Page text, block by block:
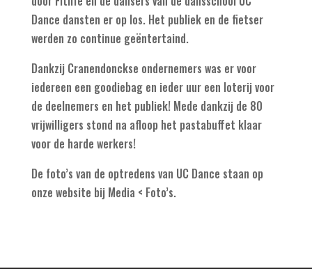
Dance dansten er op los. Het publiek en de fietser
werden zo continue geëntertaind.
Dankzij Cranendonckse ondernemers was er voor
iedereen een goodiebag en ieder uur een loterij voor
de deelnemers en het publiek! Mede dankzij de 80
vrijwilligers stond na afloop het pastabuffet klaar
voor de harde werkers!
De foto’s van de optredens van UC Dance staan op
onze website bij Media < Foto’s.